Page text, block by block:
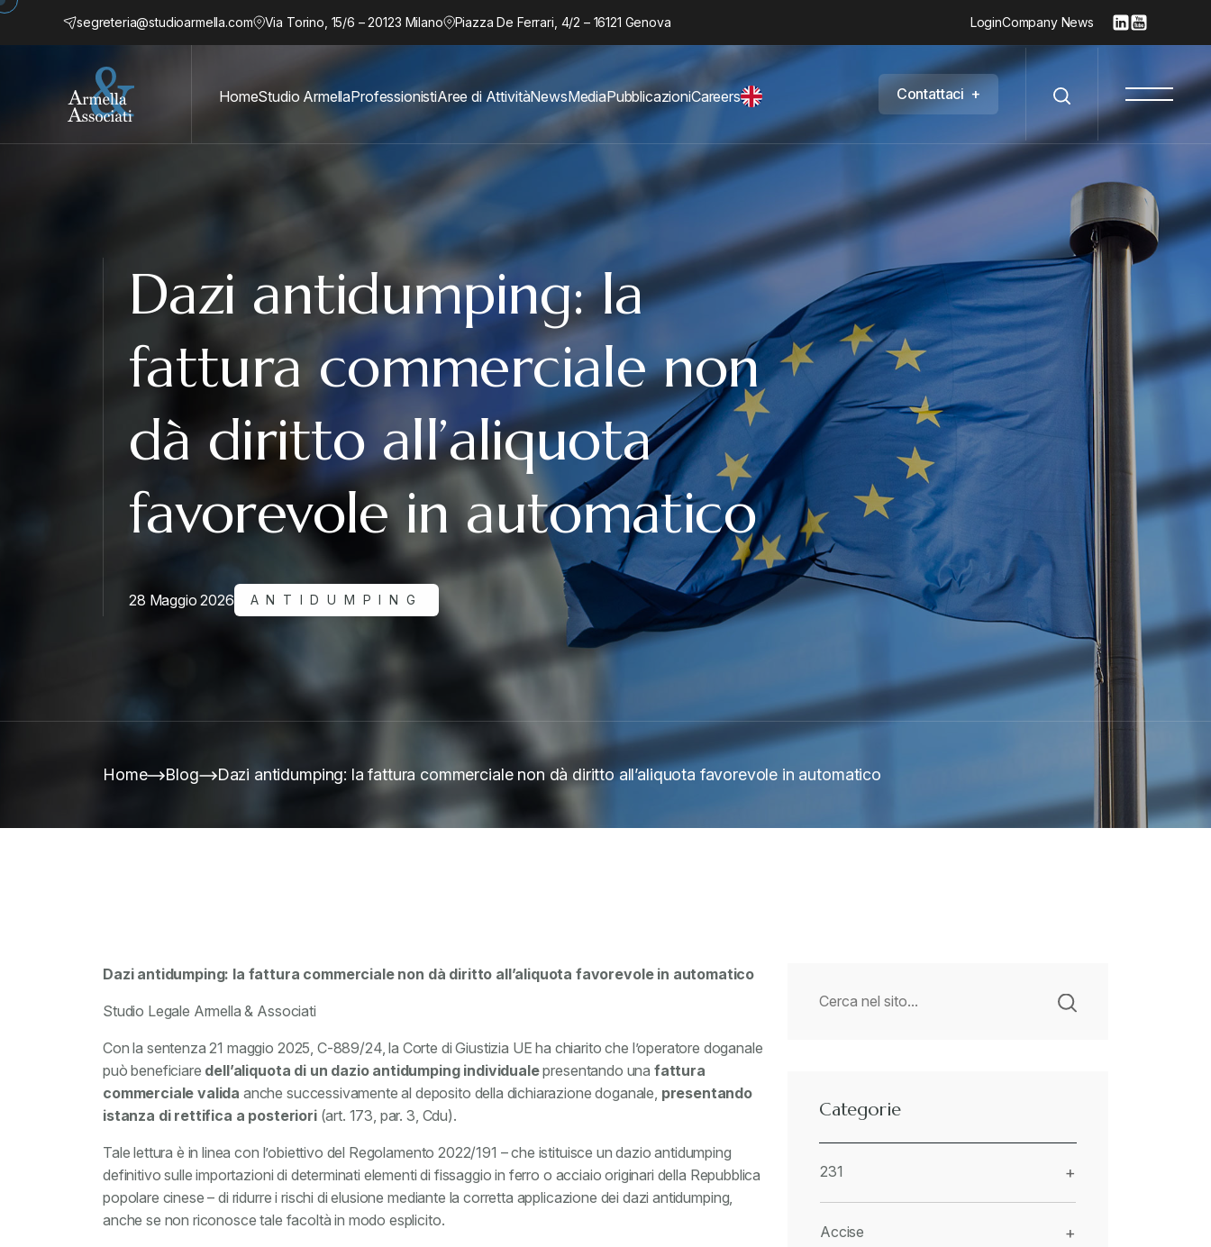
segreteria@studioarmella.com Via Torino, 15/6 – 20123 Milano Piazza De Ferrari, 4/2 – 16121 Genova LoginCompany News
HomeStudio ArmellaProfessionistiAree di AttivitàNewsMediaPubblicazioniCareers Contattaci +
Dazi antidumping: la
fattura commerciale non
dà diritto all’aliquota
favorevole in automatico
28 Maggio 2026 ANTIDUMPING
Home Blog Dazi antidumping: la fattura commerciale non dà diritto all’aliquota favorevole in automatico
Dazi antidumping: la fattura commerciale non dà diritto all’aliquota favorevole in automatico
Studio Legale Armella & Associati
Con la sentenza 21 maggio 2025, C-889/24, la Corte di Giustizia UE ha chiarito che l’operatore doganale
può beneficiare dell’aliquota di un dazio antidumping individualepresentando una fattura
commerciale valida anche successivamente al deposito della dichiarazione doganale, presentando
istanza di rettifica a posteriori(art. 173, par. 3, Cdu).
Tale lettura è in linea con l’obiettivo del Regolamento 2022/191 – che istituisce un dazio antidumping
definitivo sulle importazioni di determinati elementi di fissaggio in ferro o acciaio originari della Repubblica
popolare cinese – di ridurre i rischi di elusione mediante la corretta applicazione dei dazi antidumping,
anche se non riconosce tale facoltà in modo esplicito.
Categorie
231 +
Accise +